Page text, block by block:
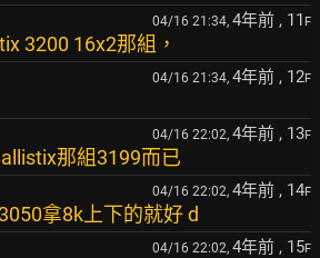
04/16 21:34, 4年前 , 11 F
3200 16x2那組，
04/16 21:34, 4年前 , 12F
04/16 22:02, 4年前 , 13F
那組3199而已
04/16 22:02, 4年前 , 14F
拿8k上下的就好 d
04/16 22:02, 4年前 , 15F